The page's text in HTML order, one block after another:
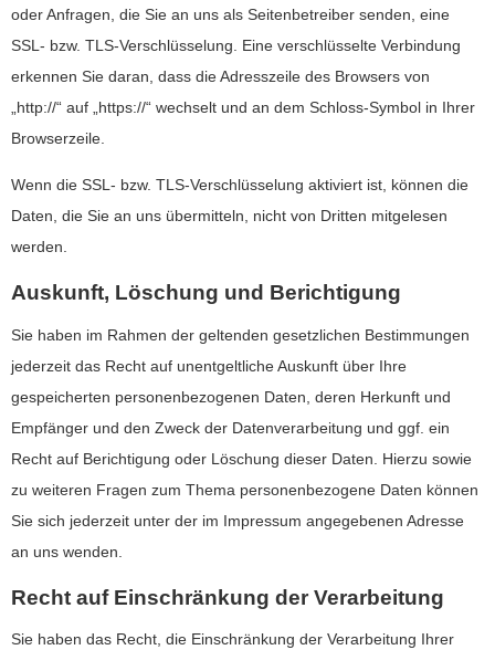
oder Anfragen, die Sie an uns als Seitenbetreiber senden, eine
SSL- bzw. TLS-Verschlüsselung. Eine verschlüsselte Verbindung
erkennen Sie daran, dass die Adresszeile des Browsers von
„http://“ auf „https://“ wechselt und an dem Schloss-Symbol in Ihrer
Browserzeile.
Wenn die SSL- bzw. TLS-Verschlüsselung aktiviert ist, können die
Daten, die Sie an uns übermitteln, nicht von Dritten mitgelesen
werden.
Auskunft, Löschung und Berichtigung
Sie haben im Rahmen der geltenden gesetzlichen Bestimmungen
jederzeit das Recht auf unentgeltliche Auskunft über Ihre
gespeicherten personenbezogenen Daten, deren Herkunft und
Empfänger und den Zweck der Datenverarbeitung und ggf. ein
Recht auf Berichtigung oder Löschung dieser Daten. Hierzu sowie
zu weiteren Fragen zum Thema personenbezogene Daten können
Sie sich jederzeit unter der im Impressum angegebenen Adresse
an uns wenden.
Recht auf Einschränkung der Verarbeitung
Sie haben das Recht, die Einschränkung der Verarbeitung Ihrer